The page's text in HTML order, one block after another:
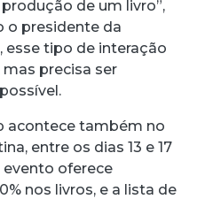
de um livro”,
o presidente da
esse tipo de interação
precisa ser
acontece também no
entre os dias 13 e 17
evento oferece
nos livros, e a lista de